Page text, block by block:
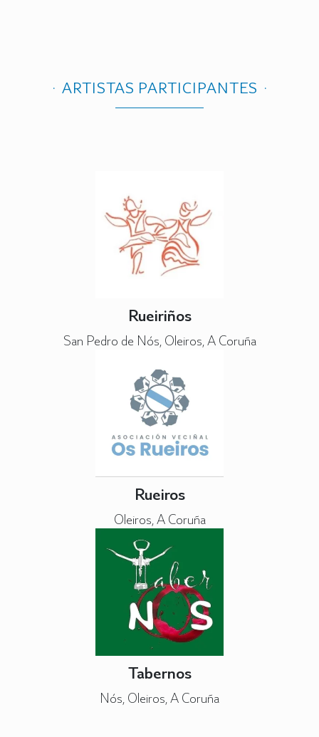
ARTISTAS PARTICIPANTES
Rueiriños
San Pedro de Nós, Oleiros, A Coruña
Rueiros
Oleiros, A Coruña
Tabernos
Nós, Oleiros, A Coruña